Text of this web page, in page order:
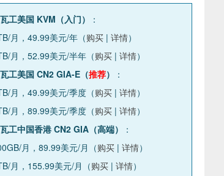
工美国 KVM（入门）
：
月，49.99美元/年（购买 | 详情）
月，52.99美元/半年（购买 | 详情）
工美国 CN2 GIA-E（推荐）
：
月，49.99美元/季度（购买 | 详情）
月，89.99美元/季度（购买 | 详情）
工中国香港 CN2 GIA（高端）
：
月，89.99美元/月（购买 | 详情）
月，155.99美元/月（购买 | 详情）